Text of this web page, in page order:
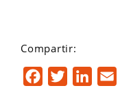
Compartir: